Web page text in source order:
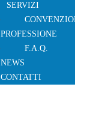
SERVIZI
CONVENZIONI
PROFESSIONE
F.A.Q.
NEWS
CONTATTI